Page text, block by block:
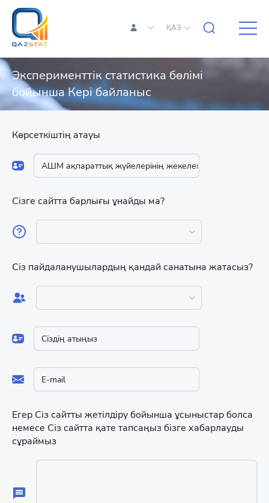
ҚАЗ
Эксперименттік статистика бөлімі
бойынша Кері байланыс
Көрсеткіштің атауы
Сізге сайтта барлығы ұнайды ма?
Сіз пайдаланушылардың қандай санатына жатасыз?
Егер Сіз сайтты жетілдіру бойынша ұсыныстар болса
немесе Сіз сайтта қате тапсаңыз бізге хабарлауды
сұраймыз